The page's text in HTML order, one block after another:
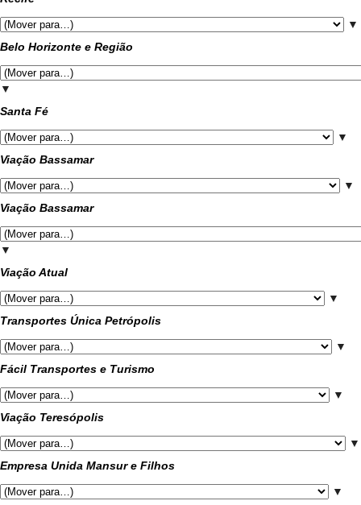
▼
Belo Horizonte e Região
▼
Santa Fé
▼
Viação Bassamar
▼
Viação Bassamar
▼
Viação Atual
▼
Transportes Única Petrópolis
▼
Fácil Transportes e Turismo
▼
Viação Teresópolis
▼
Empresa Unida Mansur e Filhos
▼